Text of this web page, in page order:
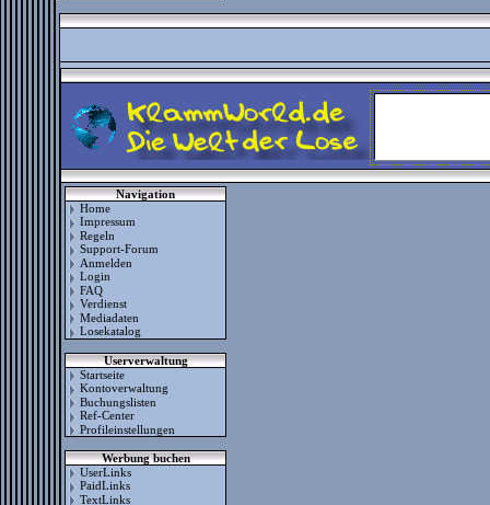
Navigation
Home
Impressum
Regeln
Support-Forum
Anmelden
Login
FAQ
Verdienst
Mediadaten
Losekatalog
Userverwaltung
Startseite
Kontoverwaltung
Buchungslisten
Ref-Center
Profileinstellungen
Werbung buchen
UserLinks
PaidLinks
TextLinks